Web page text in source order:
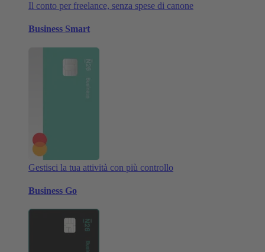
Il conto per freelance, senza spese di canone
Business Smart
Gestisci la tua attività con più controllo
Business Go